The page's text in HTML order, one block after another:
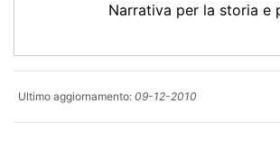
Narrativa per la storia e
Ultimo aggiornamento: 09-12-2010